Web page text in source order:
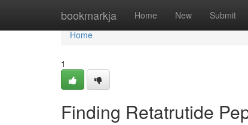
bookmarkja Home New Submit
Home
Home
1
Finding Retatrutide